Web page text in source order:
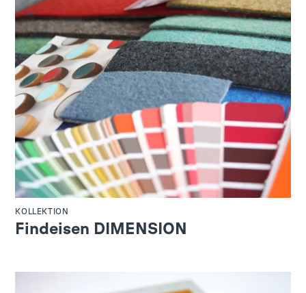
KOLLEKTION
Findeisen DIMENSION